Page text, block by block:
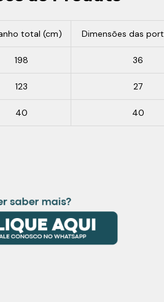
total (cm) Dimensões das
198 36
123 27
40 40